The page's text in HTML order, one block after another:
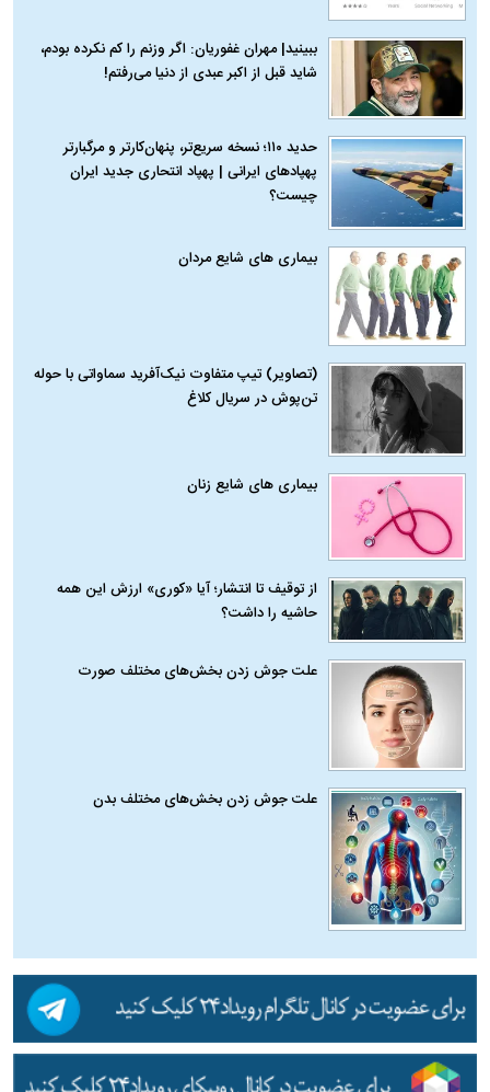
ببینید| مهران غفوریان: اگر وزنم را کم نکرده بودم،
شاید قبل از اکبر عبدی از دنیا می‌رفتم!
حدید ۱۱۰؛ نسخه سریع‌تر، پنهان‌کارتر و مرگبارتر
پهپادهای ایرانی | پهپاد انتحاری جدید ایران
چیست؟
بیماری‌ های شایع مردان
(تصاویر) تیپ متفاوت نیک‌آفرید سماواتی با حوله
تن‌پوش در سریال کلاغ
بیماری‌ های شایع زنان
از توقیف تا انتشار؛ آیا «کوری» ارزش این همه
حاشیه را داشت؟
علت جوش زدن بخش‌های مختلف صورت
علت جوش زدن بخش‌های مختلف بدن